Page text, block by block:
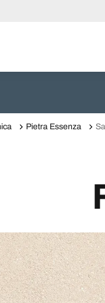
Pietra Essenza